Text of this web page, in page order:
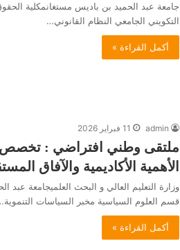
جامعة عبد الحميد بن باديس مستغانمكلية
التكويني الجامعي النظام القانوني…
أكمل القراءة »
admin 11 فبراير 2026
ملتقى وطني افتراضي : تخصص
الأهمية الأكاديمية والآفاق
وزارة التعليم العالي و البحث العلميجامعة عبد
قسم العلوم السياسية مخبر السياسات
أكمل القراءة »